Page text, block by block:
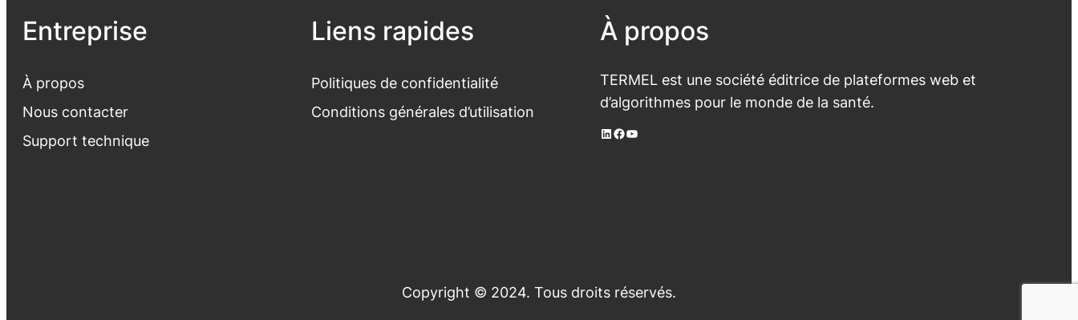
Entreprise
À propos
Nous contacter
Support technique
Liens rapides
Politiques de confidentialité
Conditions générales d’utilisation
À propos
TERMEL est une société éditrice de plateformes web et
d’algorithmes pour le monde de la santé.
LinkedIn Facebook YouTube
Copyright © 2024. Tous droits réservés.